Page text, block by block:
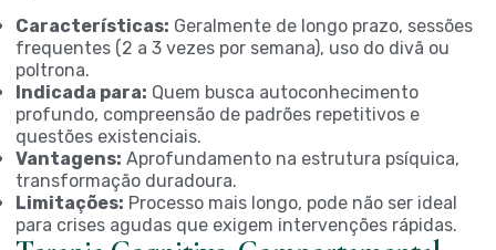
Características: Geralmente de longo prazo, sessões
frequentes (2 a 3 vezes por semana), uso do divã ou
poltrona.
Indicada para: Quem busca autoconhecimento
profundo, compreensão de padrões repetitivos e
questões existenciais.
Vantagens: Aprofundamento na estrutura psíquica,
transformação duradoura.
Limitações: Processo mais longo, pode não ser ideal
para crises agudas que exigem intervenções rápidas.